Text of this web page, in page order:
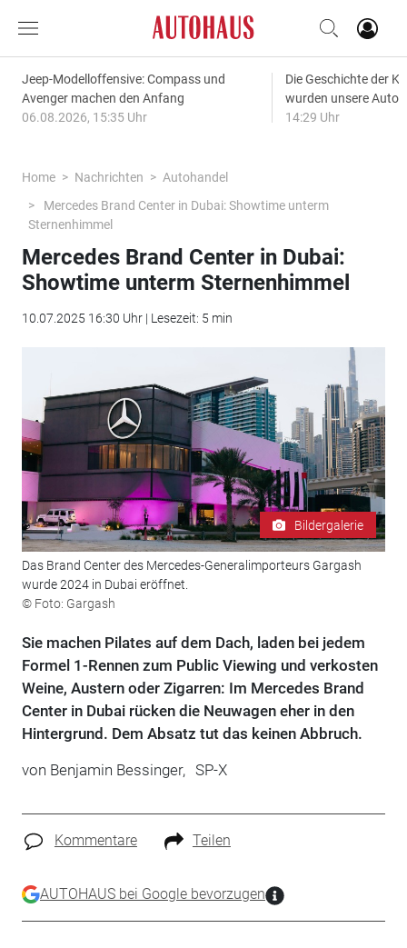
Jeep-Modelloffensive: Compass und
Avenger machen den Anfang
06.08.2026, 15:35 Uhr
Die Geschichte der
wurden unsere
14:29 Uhr
Home Nachrichten
Autohandel
Mercedes Brand Center in Dubai: Showtime unterm
Sternenhimmel
Mercedes Brand Center in Dubai:
Showtime unterm Sternenhimmel
10.07.2025 16:30 Uhr | Lesezeit: 5 min
Bildergalerie
Das Brand Center des Mercedes-Generalimporteurs Gargash
wurde 2024 in Dubai eröffnet.
© Foto: Gargash
Sie machen Pilates auf dem Dach, laden bei jedem
Formel 1-Rennen zum Public Viewing und verkosten
Weine, Austern oder Zigarren: Im Mercedes Brand
Center in Dubai rücken die Neuwagen eher in den
Hintergrund. Dem Absatz tut das keinen Abbruch.
von Benjamin Bessinger, SP-X
Kommentare Teilen
AUTOHAUS bei Google bevorzugen